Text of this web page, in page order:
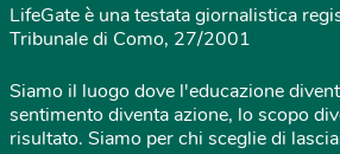
LifeGate è una testata giornalistica
Tribunale di Como, 27/2001
Siamo il luogo dove l'educazione
sentimento diventa azione, lo scopo
risultato. Siamo per chi sceglie di